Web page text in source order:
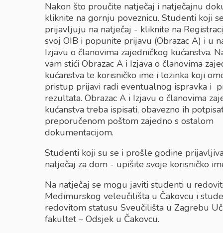
Nakon što proučite natječaj i natječajnu
kliknite na gornju poveznicu. Studenti koji
prijavljuju na natječaj - kliknite na
svoj OIB i popunite prijavu (Obrazac A) i u
Izjavu o članovima zajedničkog kućanstva.
vam stići Obrazac A i Izjava o članovima
kućanstva te korisničko ime i lozinka koji
pristup prijavi radi eventualnog ispravka i
rezultata. Obrazac A i Izjavu o članovima
kućanstva treba ispisati, obavezno ih
preporučenom poštom zajedno s ostalom
dokumentacijom.
Studenti koji su se i prošle godine
natječaj za dom - upišite svoje korisničko
Na natječaj se mogu javiti studenti u
Međimurskog veleučilišta u Čakovcu i
redovitom statusu Sveučilišta u Zagrebu
fakultet – Odsjek u Čakovcu.